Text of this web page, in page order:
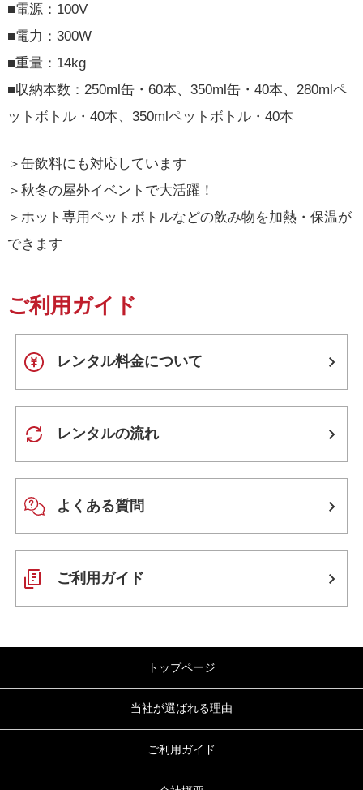
■電源：100V
■電力：300W
■重量：14kg
■収納本数：250ml缶・60本、350ml缶・40本、280mlペ
ットボトル・40本、350mlペットボトル・40本
＞缶飲料にも対応しています
＞秋冬の屋外イベントで大活躍！
＞ホット専用ペットボトルなどの飲み物を加熱・保温が
できます
ご利用ガイド
レンタル料金について
レンタルの流れ
よくある質問
ご利用ガイド
トップページ
当社が選ばれる理由
ご利用ガイド